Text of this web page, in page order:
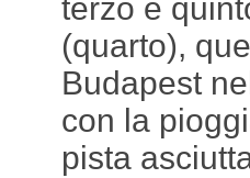
terzo e
(quarto),
Budapest
con la
pista